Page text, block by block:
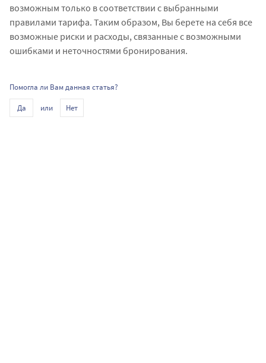
возможным только в соответствии с выбранными
правилами тарифа. Таким образом, Вы берете на себя все
возможные риски и расходы, связанные с возможными
ошибками и неточностями бронирования.
Помогла ли Вам данная статья?
Да или Нет